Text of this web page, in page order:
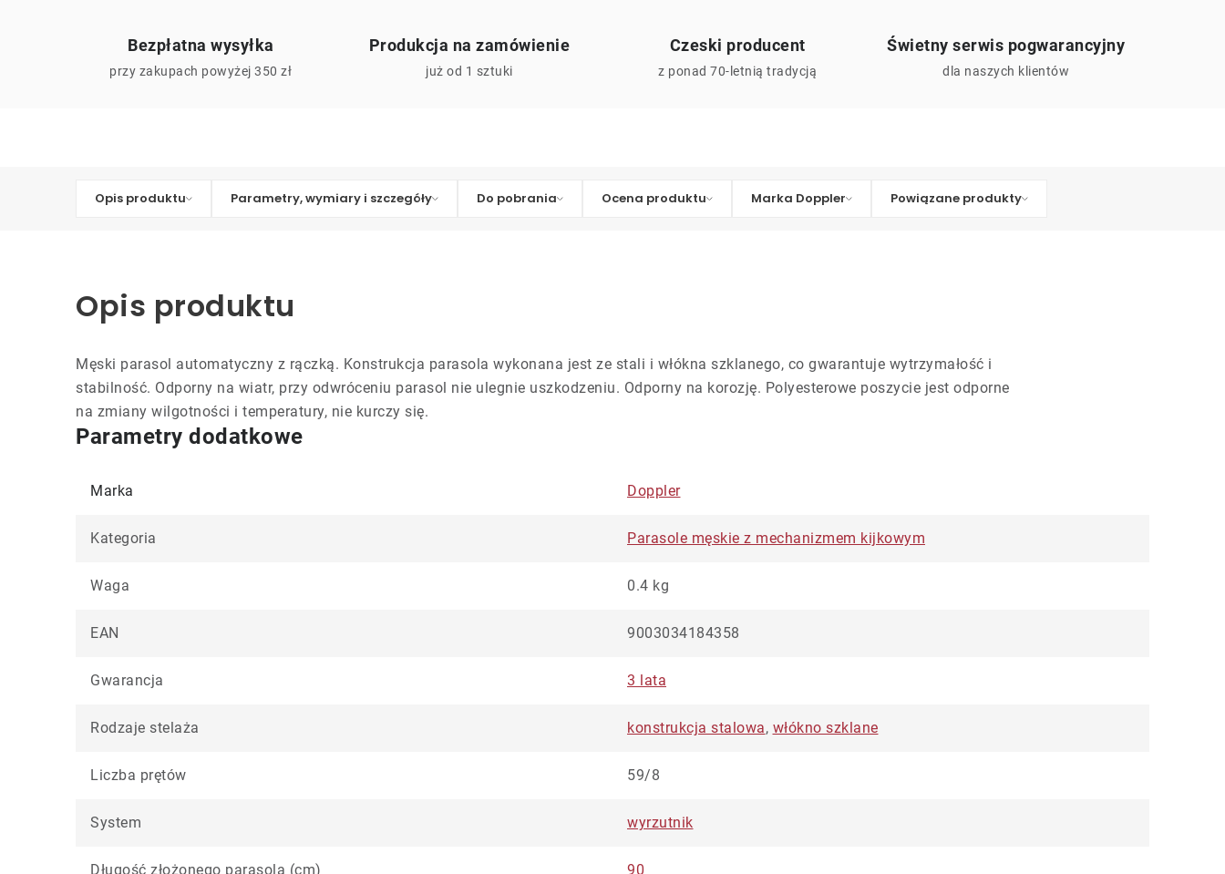
Bezpłatna wysyłka
przy zakupach powyżej 350 zł
Produkcja na zamówienie
już od 1 sztuki
Czeski producent
z ponad 70-letnią tradycją
Świetny serwis pogwarancyjny
dla naszych klientów
Opis produktu Parametry, wymiary i szczegóły Do pobrania Ocena produktu Marka Doppler Powiązane produkty
Opis produktu
Męski parasol automatyczny z rączką. Konstrukcja parasola wykonana jest ze stali i włókna szklanego, co gwarantuje wytrzymałość i
stabilność. Odporny na wiatr, przy odwróceniu parasol nie ulegnie uszkodzeniu. Odporny na korozję. Polyesterowe poszycie jest odporne
na zmiany wilgotności i temperatury, nie kurczy się.
Parametry dodatkowe
Marka Doppler
Kategoria Parasole męskie z mechanizmem kijkowym
Waga 0.4 kg
EAN 9003034184358
Gwarancja 3 lata
Rodzaje stelaża konstrukcja stalowa, włókno szklane
Liczba prętów 59/8
System wyrzutnik
Długość złożonego parasola (cm) 90